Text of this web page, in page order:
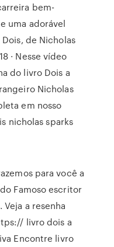
bem-
uma adorável
de Nicholas
· Nesse vídeo
do livro Dois a
Nicholas
em nosso
nicholas sparks
para você a
Famoso escritor
a resenha
livro dois a
Encontre livro